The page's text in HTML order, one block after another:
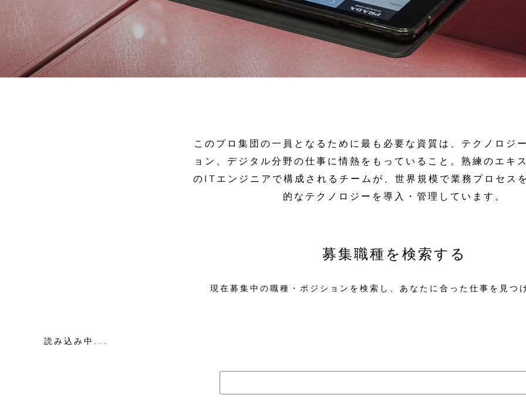
このプロ集団の一員となるために最も必要な資質は、テクノロジ
ョン、デジタル分野の仕事に情熱をもっていること。熟練のエキ
のITエンジニアで構成されるチームが、世界規模で業務プロセス
的なテクノロジーを導入・管理しています。
募集職種を検索する
現在募集中の職種・ポジションを検索し、あなたに合った仕事を見つ
読み込み中...